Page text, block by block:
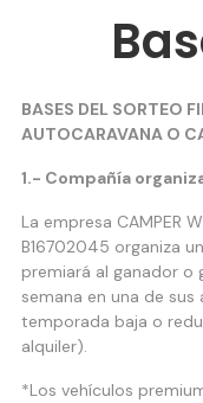
BASES DEL SORTEO
AUTOCARAVANA O
1.- Compañía
La empresa CAMPER
B16702045 organiza
premiará al ganador o
semana en una de
temporada baja o
alquiler).
*Los vehículos